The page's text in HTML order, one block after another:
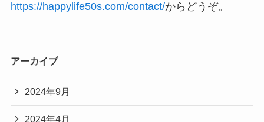
https://happylife50s.com/contact/からどうぞ。
アーカイブ
2024年9月
2024年4月